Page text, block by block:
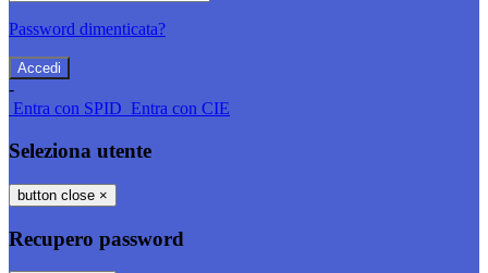
Password dimenticata?
-
Entra con SPID Entra con CIE
Seleziona utente
button close ×
Recupero password